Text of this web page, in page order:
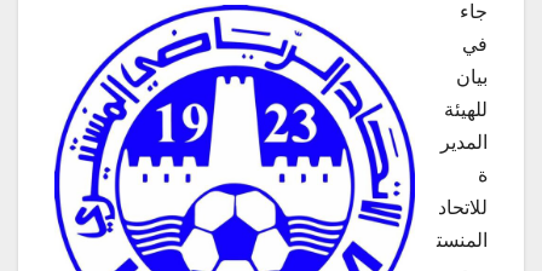
جاء
في
بيان
للهيئة
المدير
ة
للاتحاد
المنست